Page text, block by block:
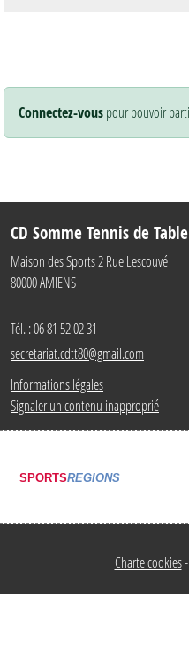
Connectez-vouspour pouvoir
CD Somme Tennis de Table
Maison des Sports 2 Rue Lescouvé
80000AMIENS
Tél. :06 81 52 02 31
secretariat.cdtt80@gmail.com
Informations légales
Signaler un contenu inapproprié
SPORTSREGIONS
Charte cookies